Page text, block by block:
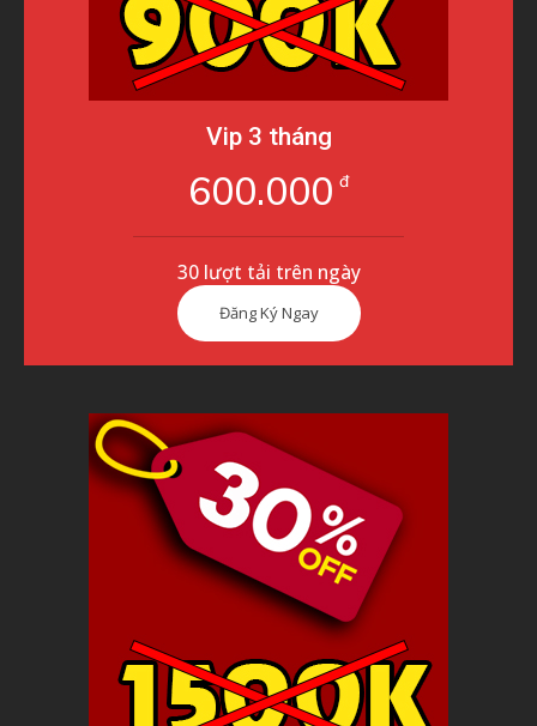
Vip 3 tháng
600.000 đ
30 lượt tải trên ngày
Đăng Ký Ngay